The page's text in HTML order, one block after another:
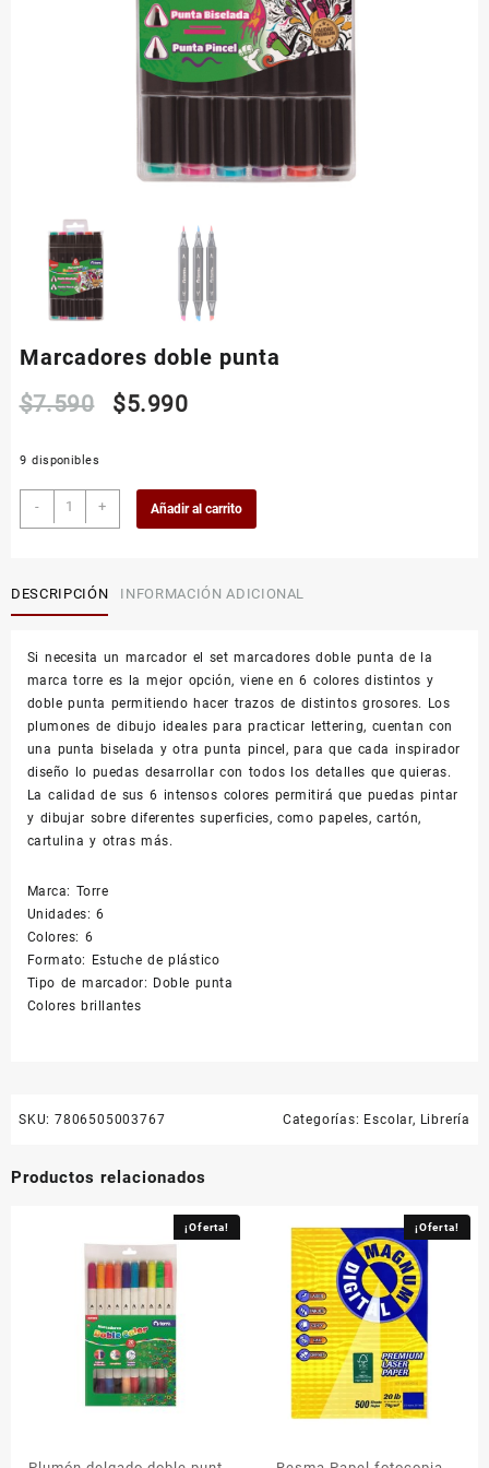
Marcadores doble punta
$7.590
El
original
era:
$5.990El
actual
es:
$5.990.
9 disponibles
-
Marcadores
doble
+ Añadir al carrito
DESCRIPCIÓN INFORMACIÓN ADICIONAL
Si necesita un marcador el set marcadores doble punta de la
marca torre es la mejor opción, viene en 6 colores distintos y
doble punta permitiendo hacer trazos de distintos grosores. Los
plumones de dibujo ideales para practicar lettering, cuentan con
una punta biselada y otra punta pincel, para que cada inspirador
diseño lo puedas desarrollar con todos los detalles que quieras.
La calidad de sus 6 intensos colores permitirá que puedas pintar
y dibujar sobre diferentes superficies, como papeles, cartón,
cartulina y otras más.
Marca: Torre
Unidades: 6
Colores: 6
Formato: Estuche de plástico
Tipo de marcador: Doble punta
Colores brillantes
SKU: 7806505003767 Categorías: Escolar, Librería
Productos relacionados
¡Oferta! ¡Oferta!